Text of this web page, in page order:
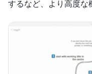
するなど、より高度な